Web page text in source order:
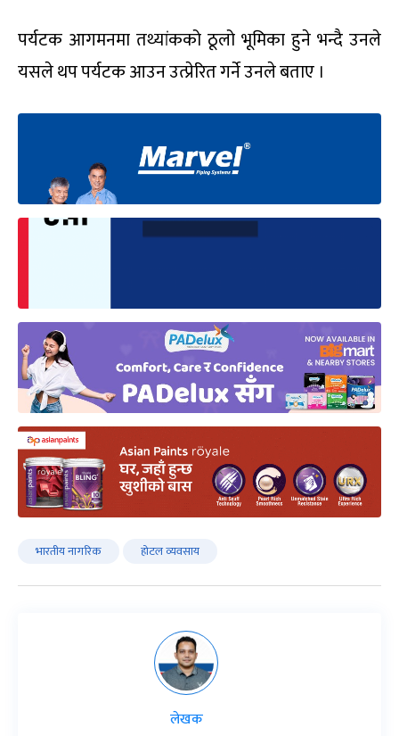
पर्यटक आगमनमा तथ्यांकको ठूलो भूमिका हुने भन्दै उनले
यसले थप पर्यटक आउन उत्प्रेरित गर्ने उनले बताए ।
भारतीय नागरिक होटल व्यवसाय
लेखक